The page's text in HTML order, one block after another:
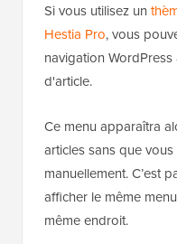
Si vous utilisez un
Hestia Pro, vous
navigation
d'article.
Ce menu apparaîtra
articles sans que
manuellement. C’est
afficher le même
même endroit.